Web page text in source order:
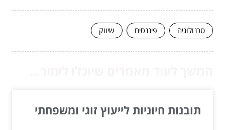
טכנולוגיה פיננסים שיווק
תובנות חיוניות לייעוץ זוגי ומשפחתי